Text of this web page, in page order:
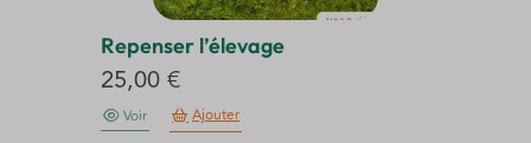
Repenser l’élevage
25,00€
Voir Ajouter